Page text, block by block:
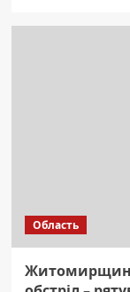
Область